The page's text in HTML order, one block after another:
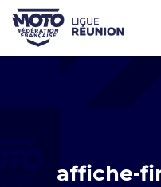
affiche-